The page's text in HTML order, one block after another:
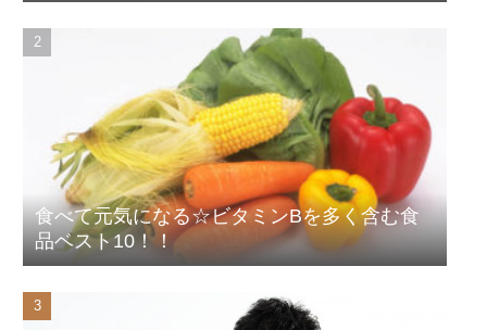
食べて元気になる☆ビタミンBを多く含む食
品ベスト10！！